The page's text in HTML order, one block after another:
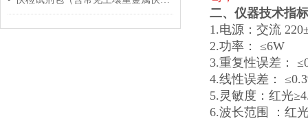
二、仪器技术指
1.电源：交流
2.功率： ≤6W
3.重复性误差：
4.线性误差：
5.灵敏度：红光
6.波长范围 ：红